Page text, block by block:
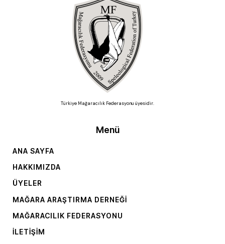
Türkiye Mağaracılık Federasyonu üyesidir.
Menü
ANA SAYFA
HAKKIMIZDA
ÜYELER
MAĞARA ARAŞTIRMA DERNEĞI
MAĞARACILIK FEDERASYONU
İLETIŞIM